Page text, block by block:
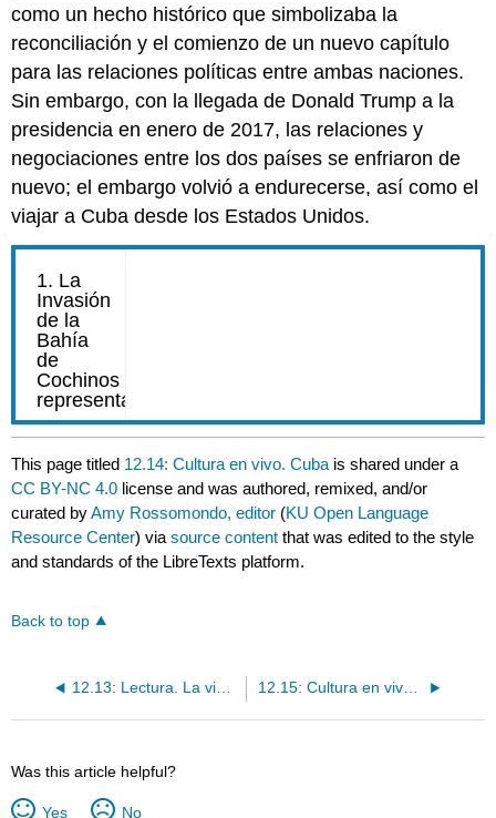
como un hecho histórico que simbolizaba la
reconciliación y el comienzo de un nuevo capítulo
para las relaciones políticas entre ambas naciones.
Sin embargo, con la llegada de Donald Trump a la
presidencia en enero de 2017, las relaciones y
negociaciones entre los dos países se enfriaron de
nuevo; el embargo volvió a endurecerse, así como el
viajar a Cuba desde los Estados Unidos.
This page titled 12.14: Cultura en vivo. Cuba is shared under a
CC BY-NC 4.0 license and was authored, remixed, and/or
curated byAmy Rossomondo, editor (KU Open Language
Resource Center) viasource content that was edited to the style
and standards of the LibreTexts platform.
Back to top
12.13: Lectura. La videollamada. R 12.15: Cultura en vivo. República Dominicana
Was this article helpful?
Yes No